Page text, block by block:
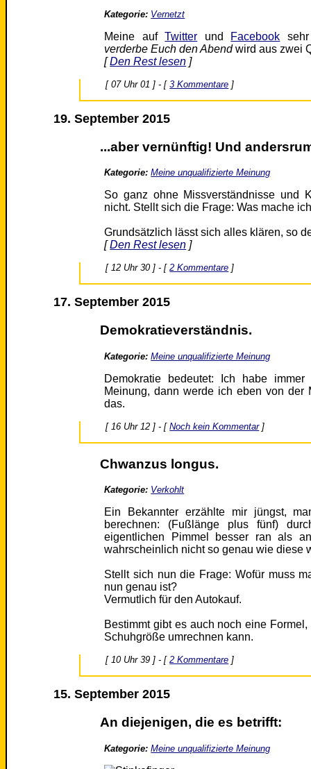
Kategorie: Vernetzt
Meine aufTwitter und Facebook
verderbe Euch den Abendwird aus zwei
[Den Rest lesen ]
[ 07 Uhr 01 ] - [3 Kommentare ]
19. September 2015
...aber vernünftig! Und
Kategorie: Meine unqualifizierte Meinung
So ganz ohne Missverständnisse und
nicht. Stellt sich die Frage: Was mache
Grundsätzlich lässt sich alles klären, so
[Den Rest lesen ]
[ 12 Uhr 30 ] - [2 Kommentare ]
17. September 2015
Demokratieverständnis.
Kategorie: Meine unqualifizierte Meinung
Demokratie bedeutet: Ich habe
Meinung, dann werde ich eben von der
das.
[ 16 Uhr 12 ] - [Noch kein Kommentar]
Chwanzus longus.
Kategorie: Verkohlt
Ein Bekannter erzählte mir jüngst,
berechnen: (Fußlänge plus fünf)
eigentlichen Pimmel besser ran als
wahrscheinlich nicht so genau wie diese
Stellt sich nun die Frage: Wofür muss
nun genau ist?
Vermutlich für den Autokauf.
Bestimmt gibt es auch noch eine
Schuhgröße umrechnen kann.
[ 10 Uhr 39 ] - [2 Kommentare ]
15. September 2015
An diejenigen, die es betrifft:
Kategorie: Meine unqualifizierte Meinung